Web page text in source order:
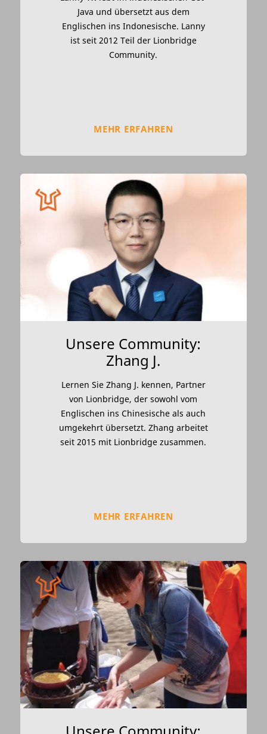
Java und übersetzt aus dem
Englischen ins Indonesische. Lanny
ist seit 2012 Teil der Lionbridge
Community.
MEHR ERFAHREN
Unsere Community:
Zhang J.
Lernen Sie Zhang J. kennen, Partner
von Lionbridge, der sowohl vom
Englischen ins Chinesische als auch
umgekehrt übersetzt. Zhang arbeitet
seit 2015 mit Lionbridge zusammen.
MEHR ERFAHREN